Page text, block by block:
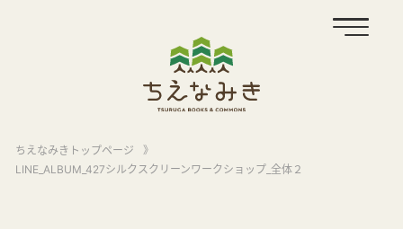
ちえなみきトップページ
》
LINE_ALBUM_427シルクスクリーンワークショップ_全体２